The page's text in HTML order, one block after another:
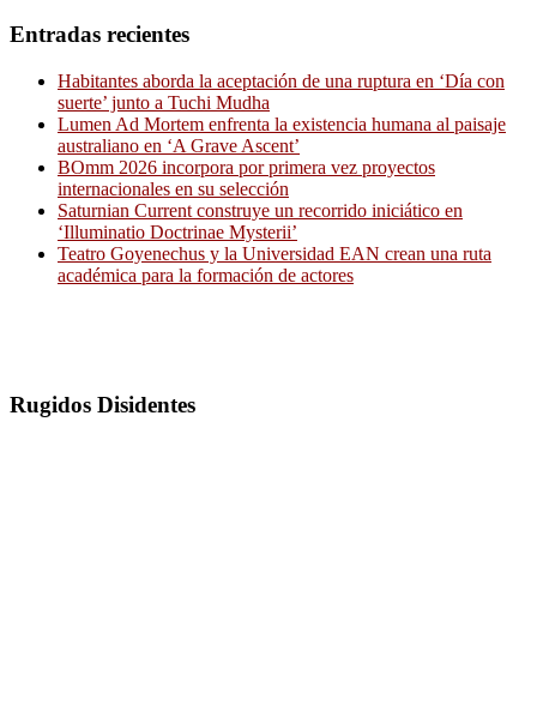
Entradas recientes
Habitantes aborda la aceptación de una ruptura en ‘Día con
suerte’ junto a Tuchi Mudha
Lumen Ad Mortem enfrenta la existencia humana al paisaje
australiano en ‘A Grave Ascent’
BOmm 2026 incorpora por primera vez proyectos
internacionales en su selección
Saturnian Current construye un recorrido iniciático en
‘Illuminatio Doctrinae Mysterii’
Teatro Goyenechus y la Universidad EAN crean una ruta
académica para la formación de actores
Rugidos Disidentes